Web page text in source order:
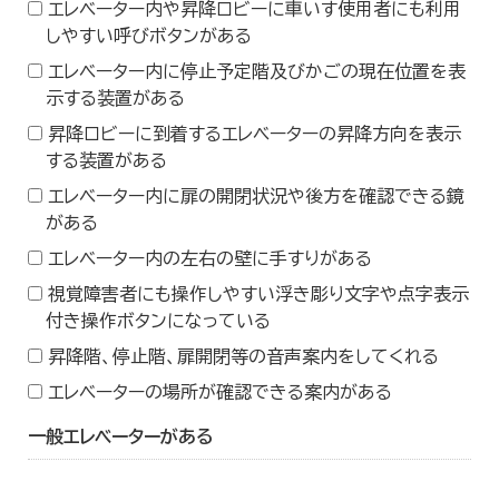
エレベーター内や昇降ロビーに車いす使用者にも利用
しやすい呼びボタンがある
エレベーター内に停止予定階及びかごの現在位置を表
示する装置がある
昇降ロビーに到着するエレベーターの昇降方向を表示
する装置がある
エレベーター内に扉の開閉状況や後方を確認できる鏡
がある
エレベーター内の左右の壁に手すりがある
視覚障害者にも操作しやすい浮き彫り文字や点字表示
付き操作ボタンになっている
昇降階、停止階、扉開閉等の音声案内をしてくれる
エレベーターの場所が確認できる案内がある
一般エレベーターがある